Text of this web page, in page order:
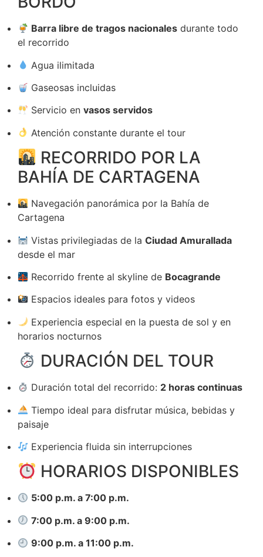
Barra libre de tragos nacionales durante todo
el recorrido
Agua ilimitada
Gaseosas incluidas
Servicio envasos servidos
Atención constante durante el tour
RECORRIDO POR LA
BAHÍA DE CARTAGENA
Navegación panorámica por la Bahía de
Cartagena
Vistas privilegiadas de laCiudad Amurallada
desde el mar
Recorrido frente al skyline de Bocagrande
Espacios ideales para fotos y videos
Experiencia especial en la puesta de sol y en
horarios nocturnos
DURACIÓN DEL TOUR
Duración total del recorrido: 2 horas continuas
Tiempo ideal para disfrutar música, bebidas y
paisaje
Experiencia fluida sin interrupciones
HORARIOS DISPONIBLES
5:00 p.m. a 7:00 p.m.
7:00 p.m. a 9:00 p.m.
9:00 p.m. a 11:00 p.m.